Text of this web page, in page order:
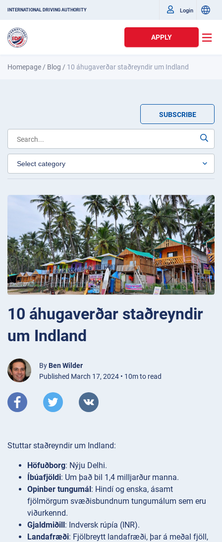
INTERNATIONAL DRIVING AUTHORITY Login
APPLY
Homepage / Blog / 10 áhugaverðar staðreyndir um Indland
SUBSCRIBE
10 áhugaverðar staðreyndir
um Indland
By Ben Wilder
Published March 17, 2024 • 10m to read
Stuttar staðreyndir um Indland:
Höfuðborg: Nýju Delhi.
Íbúafjöldi: Um það bil 1,4 milljarður manna.
Opinber tungumál: Hindí og enska, ásamt
fjölmörgum svæðisbundnum tungumálum sem eru
viðurkennd.
Gjaldmiðill: Indversk rúpía (INR).
Landafræði: Fjölbreytt landafræði, þar á meðal fjöll,